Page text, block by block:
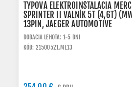
TYPOVÁ ELEKTROINŠTALÁCIA
SPRINTER II VALNÍK 5T (4,6T)
13PIN, JAEGER AUTOMOTIVE
DODACIA LEHOTA: 1-5 DNI
KÓD: 21500521.ME13